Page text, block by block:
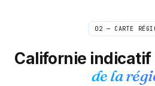
02 — CARTE
Californie indicatif
de la